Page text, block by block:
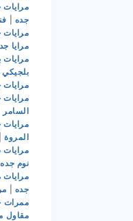
مرايات
جده
مرايات
مرايا
مرايات
مرايات
مرايات
السامر
مرايات
المروة|
نوم جده
جده
ممرات
مقاول